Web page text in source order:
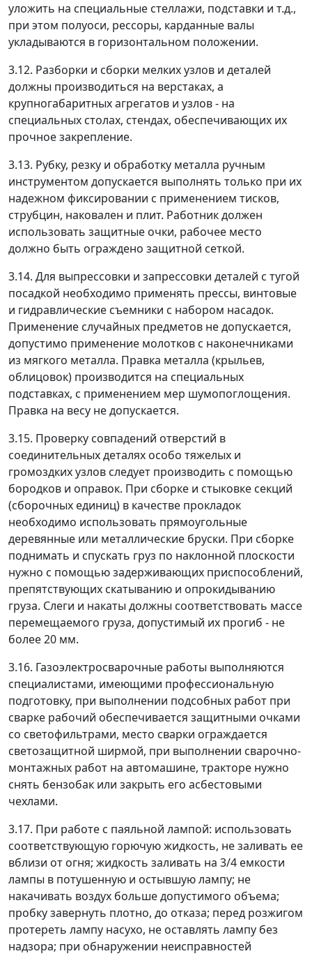
уложить на специальные стеллажи, подставки и т.д.,
при этом полуоси, рессоры, карданные валы
укладываются в горизонтальном положении.
3.12. Разборки и сборки мелких узлов и деталей
должны производиться на верстаках, а
крупногабаритных агрегатов и узлов - на
специальных столах, стендах, обеспечивающих их
прочное закрепление.
3.13. Рубку, резку и обработку металла ручным
инструментом допускается выполнять только при их
надежном фиксировании с применением тисков,
струбцин, наковален и плит. Работник должен
использовать защитные очки, рабочее место
должно быть ограждено защитной сеткой.
3.14. Для выпрессовки и запрессовки деталей с тугой
посадкой необходимо применять прессы, винтовые
и гидравлические съемники с набором насадок.
Применение случайных предметов не допускается,
допустимо применение молотков с наконечниками
из мягкого металла. Правка металла (крыльев,
облицовок) производится на специальных
подставках, с применением мер шумопоглощения.
Правка на весу не допускается.
3.15. Проверку совпадений отверстий в
соединительных деталях особо тяжелых и
громоздких узлов следует производить с помощью
бородков и оправок. При сборке и стыковке секций
(сборочных единиц) в качестве прокладок
необходимо использовать прямоугольные
деревянные или металлические бруски. При сборке
поднимать и спускать груз по наклонной плоскости
нужно с помощью задерживающих приспособлений,
препятствующих скатыванию и опрокидыванию
груза. Слеги и накаты должны соответствовать массе
перемещаемого груза, допустимый их прогиб - не
более 20 мм.
3.16. Газоэлектросварочные работы выполняются
специалистами, имеющими профессиональную
подготовку, при выполнении подсобных работ при
сварке рабочий обеспечивается защитными очками
со светофильтрами, место сварки ограждается
светозащитной ширмой, при выполнении сварочно-
монтажных работ на автомашине, тракторе нужно
снять бензобак или закрыть его асбестовыми
чехлами.
3.17. При работе с паяльной лампой: использовать
соответствующую горючую жидкость, не заливать ее
вблизи от огня; жидкость заливать на 3/4 емкости
лампы в потушенную и остывшую лампу; не
накачивать воздух больше допустимого объема;
пробку завернуть плотно, до отказа; перед розжигом
протереть лампу насухо, не оставлять лампу без
надзора; при обнаружении неисправностей